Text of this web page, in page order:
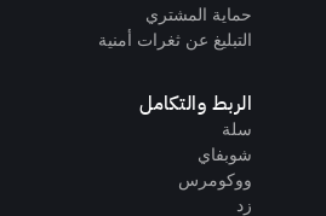
حماية المشتري
التبليغ عن ثغرات أمنية
الربط والتكامل
سلة
شوبفاي
ووكومرس
زد